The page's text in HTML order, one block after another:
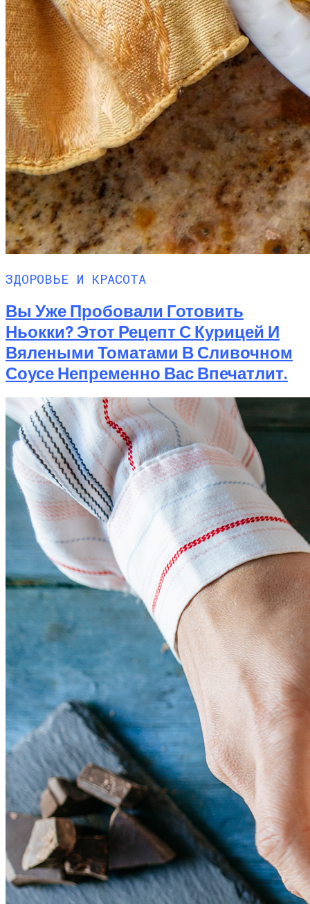
Делимся Рецептом Салата Для
Похудения, Который Уже Взорвал
Соцсети.
ЗДОРОВЬЕ И КРАСОТА
Вы Уже Пробовали Готовить
Ньокки? Этот Рецепт С Курицей И
Вялеными Томатами В Сливочном
Соусе Непременно Вас Впечатлит.